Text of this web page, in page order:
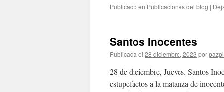
Publicado en Publicaciones del blog |
Santos Inocentes
Publicada el 28 diciembre, 2023 por
28 de diciembre, Jueves. Santos
estupefactos a la matanza de